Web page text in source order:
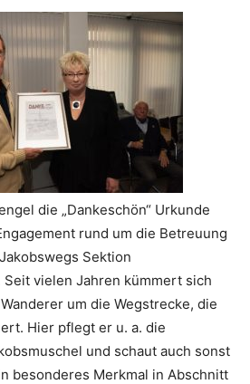
die „Dankeschön“ Urkunde
rund um die Betreuung
Sektion
vielen Jahren kümmert sich
um die Wegstrecke, die
Hier pflegt er u. a. die
und schaut auch sonst
besonderes Merkmal in Abschnitt